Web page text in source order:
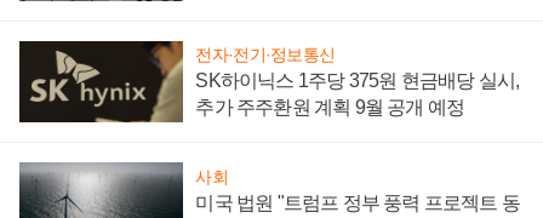
전자·전기·정보통신
SK하이닉스 1주당 375원 현금배당 실시,
추가 주주환원 계획 9월 공개 예정
사회
미국 법원 "트럼프 정부 풍력 프로젝트 동